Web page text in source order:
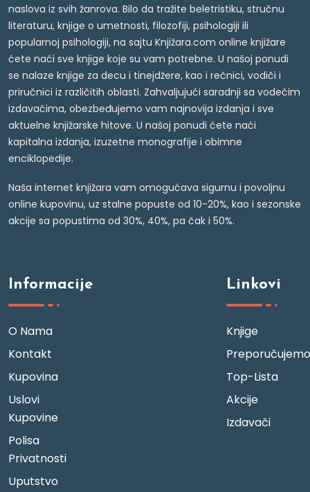
naslova iz svih žanrova. Bilo da tražite beletristiku, stručnu
literaturu, knjige o umetnosti, filozofiji, psihologiji ili
popularnoj psihologiji, na sajtu Knjižara.com online knjižare
ćete naći sve knjige koje su vam potrebne. U našoj ponudi
se nalaze knjige za decu i tinejdžere, kao i rečnici, vodiči i
priručnici iz različitih oblasti. Zahvaljujući saradnji sa vodećim
izdavačima, obezbeđujemo vam najnovija izdanja i sve
aktuelne knjižarske hitove. U našoj ponudi ćete naći
kapitalna izdanja, izuzetne monografije i obimne
enciklopedije.
Naša internet knjižara vam omogućava sigurnu i povoljnu
online kupovinu, uz stalne popuste od 10-20%, kao i sezonske
akcije sa popustima od 30%, 40%, pa čak i 50%.
Informacije
O Nama
Kontakt
Kupovina
Uslovi
Kupovine
Polisa
Privatnosti
Uputstvo
Linkovi
Knjige
Preporučujemo
Top-Lista
Akcije
Izdavači